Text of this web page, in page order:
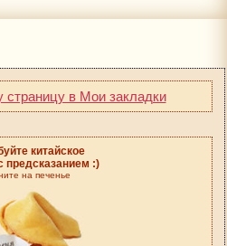
страницу в Мои закладки
китайское
предсказанием :)
на печенье